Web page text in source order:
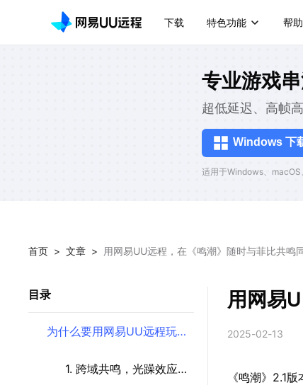
下载 特色功能 帮助
专业游戏
超低延迟、高帧
Windows 下
适用于Windows、
首页 > 文章 > 用网易UU远程，在《鸣潮》随时与菲比共鸣
目录
为什么要用网易UU远程玩
《鸣潮》
1. 跨域共鸣，光躁效应穿
用网易
2025-02-13
《鸣潮》2.1